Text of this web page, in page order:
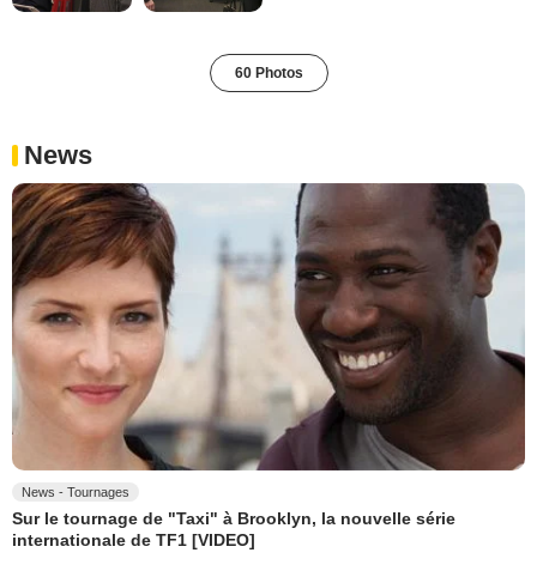
60 Photos
News
News - Tournages
Sur le tournage de "Taxi" à Brooklyn, la nouvelle série
internationale de TF1 [VIDEO]